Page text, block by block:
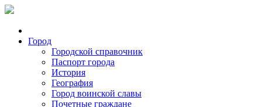
Город
Городской справочник
Паспорт города
История
География
Город воинской славы
Почетные граждане